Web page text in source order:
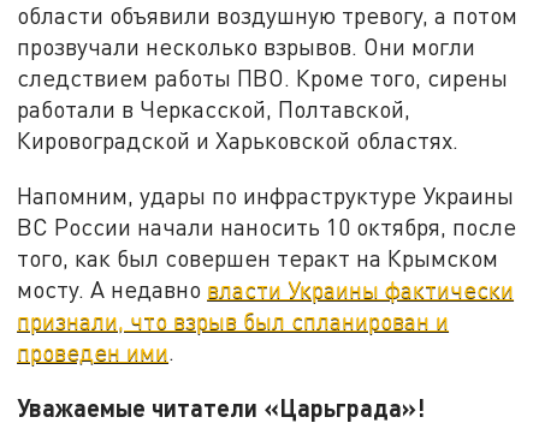
области объявили воздушную тревогу, а потом
прозвучали несколько взрывов. Они могли
следствием работы ПВО. Кроме того, сирены
работали в Черкасской, Полтавской,
Кировоградской и Харьковской областях.
Напомним, удары по инфраструктуре Украины
ВС России начали наносить 10 октября, после
того, как был совершен теракт на Крымском
мосту. А недавно власти Украины фактически
признали, что взрыв был спланирован и
проведен ими.
Уважаемые читатели «Царьграда»!